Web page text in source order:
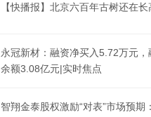
【快播报】北京六百年古树还在长
永冠新材：融资净买入5.72万元，
余额3.08亿元|实时焦点
智翔金泰股权激励“对表”市场预期